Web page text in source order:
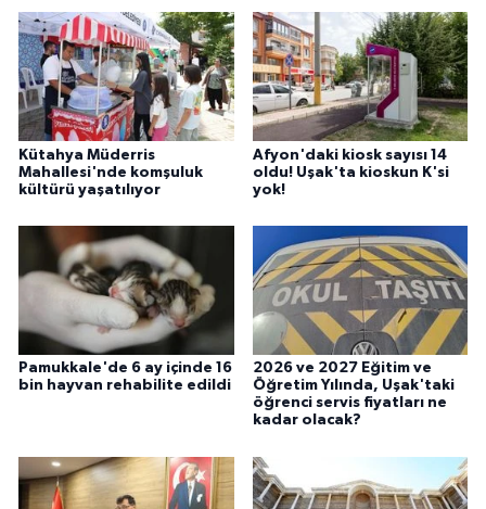
Kütahya Müderris
Mahallesi'nde komşuluk
kültürü yaşatılıyor
Afyon'daki kiosk sayısı 14
oldu! Uşak'ta kioskun K'si
yok!
Pamukkale'de 6 ay içinde 16
bin hayvan rehabilite edildi
2026 ve 2027 Eğitim ve
Öğretim Yılında, Uşak'taki
öğrenci servis fiyatları ne
kadar olacak?